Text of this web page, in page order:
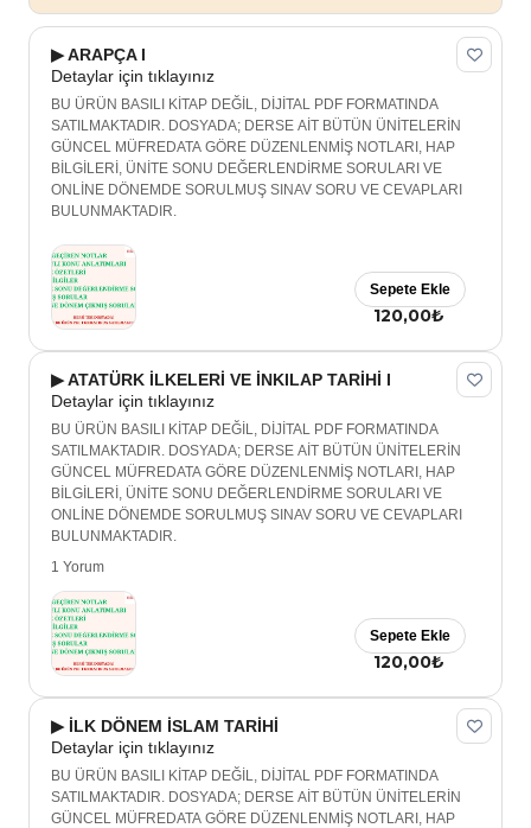
▶ ARAPÇA I
Detaylar için tıklayınız
BU ÜRÜN BASILI KİTAP DEĞİL, DİJİTAL PDF FORMATINDA
SATILMAKTADIR. DOSYADA; DERSE AİT BÜTÜN ÜNİTELERİN
GÜNCEL MÜFREDATA GÖRE DÜZENLENMİŞ NOTLARI, HAP
BİLGİLERİ, ÜNİTE SONU DEĞERLENDİRME SORULARI VE
ONLİNE DÖNEMDE SORULMUŞ SINAV SORU VE CEVAPLARI
BULUNMAKTADIR.
120,00₺
Sepete Ekle
▶ ATATÜRK İLKELERİ VE İNKILAP TARİHİ I
Detaylar için tıklayınız
BU ÜRÜN BASILI KİTAP DEĞİL, DİJİTAL PDF FORMATINDA
SATILMAKTADIR. DOSYADA; DERSE AİT BÜTÜN ÜNİTELERİN
GÜNCEL MÜFREDATA GÖRE DÜZENLENMİŞ NOTLARI, HAP
BİLGİLERİ, ÜNİTE SONU DEĞERLENDİRME SORULARI VE
ONLİNE DÖNEMDE SORULMUŞ SINAV SORU VE CEVAPLARI
BULUNMAKTADIR.
1 Yorum
120,00₺
Sepete Ekle
▶ İLK DÖNEM İSLAM TARİHİ
Detaylar için tıklayınız
BU ÜRÜN BASILI KİTAP DEĞİL, DİJİTAL PDF FORMATINDA
SATILMAKTADIR. DOSYADA; DERSE AİT BÜTÜN ÜNİTELERİN
GÜNCEL MÜFREDATA GÖRE DÜZENLENMİŞ NOTLARI, HAP